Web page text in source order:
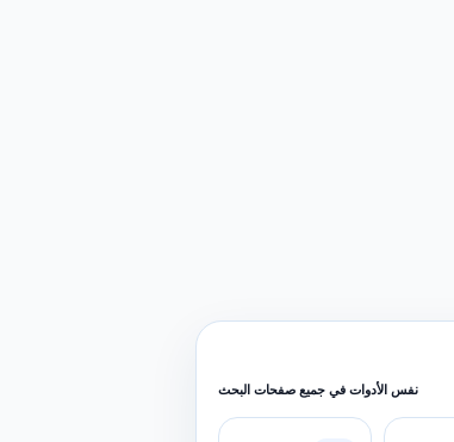
نفس الأدوات في جميع صفحات البحث